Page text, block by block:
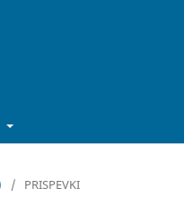
/ PRISPEVKI